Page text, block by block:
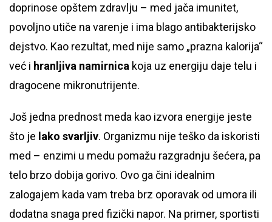
doprinose opštem zdravlju – med jača imunitet,
povoljno utiče na varenje i ima blago antibakterijsko
dejstvo. Kao rezultat, med nije samo „prazna kalorija“
već i hranljiva namirnica koja uz energiju daje telu i
dragocene mikronutrijente.
Još jedna prednost meda kao izvora energije jeste
što je lako svarljiv. Organizmu nije teško da iskoristi
med – enzimi u medu pomažu razgradnju šećera, pa
telo brzo dobija gorivo. Ovo ga čini idealnim
zalogajem kada vam treba brz oporavak od umora ili
dodatna snaga pred fizički napor. Na primer, sportisti